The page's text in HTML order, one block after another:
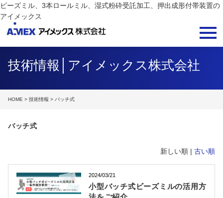
ビーズミル、3本ロールミル、湿式粉砕受託加工、押出成形付帯装置の
アイメックス
技術情報│アイメックス株式会社
HOME > 技術情報 > バッチ式
バッチ式
新しい順 | 古い順
2024/03/21
小型バッチ式ビーズミルの活用方